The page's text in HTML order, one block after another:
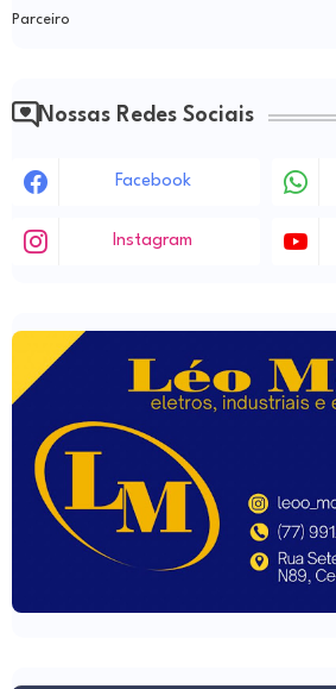
Parceiro
Nossas Redes Sociais
Facebook
Instagram